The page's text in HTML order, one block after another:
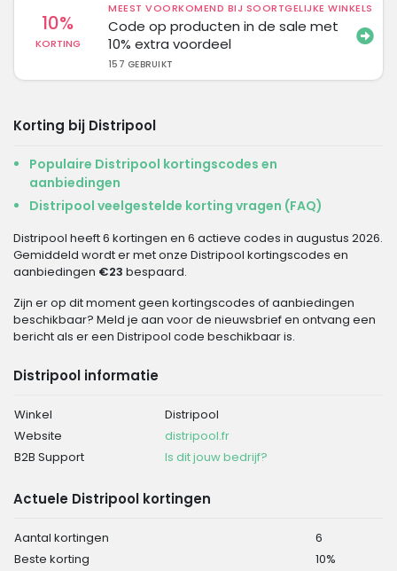
10%
KORTING
MEEST VOORKOMEND BIJ SOORTGELIJKE WINKELS
Code op producten in de sale met
10% extra voordeel
157 GEBRUIKT
Korting bij Distripool
Populaire Distripool kortingscodes en
aanbiedingen
Distripool veelgestelde korting vragen (FAQ)
Distripool heeft 6 kortingen en 6 actieve codes in augustus 2026.
Gemiddeld wordt er met onze Distripool kortingscodes en
aanbiedingen €23 bespaard.
Zijn er op dit moment geen kortingscodes of aanbiedingen
beschikbaar? Meld je aan voor de nieuwsbrief en ontvang een
bericht als er een Distripool code beschikbaar is.
Distripool informatie
Winkel
Distripool
Website
distripool.fr
B2B Support
Is dit jouw bedrijf?
Actuele Distripool kortingen
Aantal kortingen
6
Beste korting
10%